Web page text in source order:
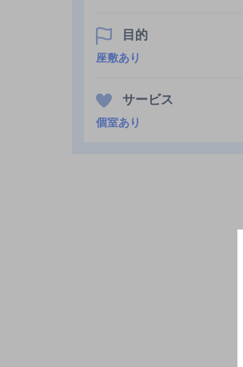
目的
座敷あり
サービス
個室あり